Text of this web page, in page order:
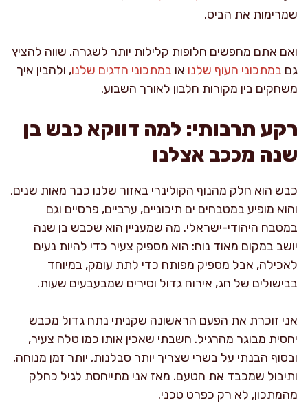
שמרימות את הביס.
ואם אתם מחפשים חלופות קלילות יותר לשגרה, שווה להציץ
גם במתכוני העוף שלנו או במתכוני הדגים שלנו, ולהבין איך
משחקים בין מקורות חלבון לאורך השבוע.
רקע תרבותי: למה דווקא כבש בן
שנה מככב אצלנו
כבש הוא חלק מהנוף הקולינרי באזור שלנו כבר מאות שנים,
והוא מופיע במטבחים ים תיכוניים, ערביים, פרסיים וגם
במטבח היהודי-ישראלי. מה שמעניין הוא שכבש בן שנה
יושב במקום מאוד נוח: הוא מספיק צעיר כדי להיות נעים
לאכילה, אבל מספיק מפותח כדי לתת עומק, במיוחד
בבישולים של חג, אירוח גדול וסירים שמבעבעים שעות.
אני זוכרת את הפעם הראשונה שקניתי נתח גדול מכבש
יחסית מבוגר מהרגיל. חשבתי שאכין אותו כמו טלה צעיר,
ובסוף הבנתי על בשרי שצריך יותר סבלנות, יותר זמן מנוחה,
ותיבול שמכבד את הטעם. מאז אני מתייחסת לגיל כחלק
מהמתכון, לא רק כפרט טכני.